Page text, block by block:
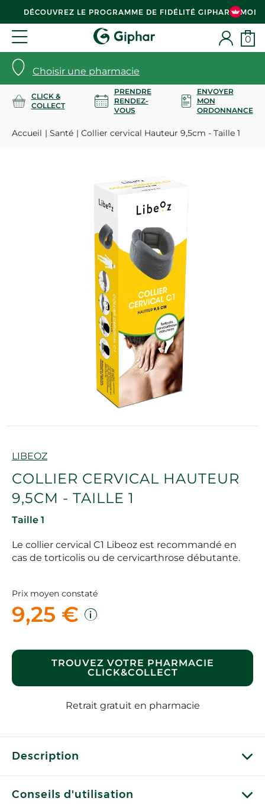
DÉCOUVREZ LE PROGRAMME DE FIDÉLITÉ GIPHAR & MOI
Choisir une pharmacie
0
CLICK &
COLLECT
PRENDRE
RENDEZ-
VOUS
ENVOYER
MON
ORDONNANCE
Accueil Santé Collier cervical Hauteur 9,5cm - Taille 1
Marque
LIBEOZ
COLLIER CERVICAL HAUTEUR
9,5CM - TAILLE 1
Taille 1
Le collier cervical C1 Libeoz est recommandé en
cas de torticolis ou de cervicarthrose débutante.
Prix moyen constaté
9,25 €
TROUVEZ VOTRE PHARMACIE
CLICK&COLLECT
Retrait gratuit en pharmacie
Description
Conseils d'utilisation